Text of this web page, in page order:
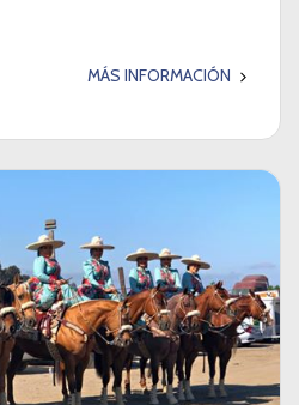
MÁS INFORMACIÓN